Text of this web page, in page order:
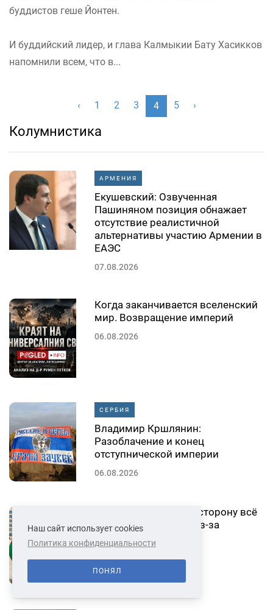
буддистов геше Йонтен.
И буддийский лидер, и глава Калмыкии Бату Хасикков
напомнили всем, что в...
‹ 1 2 3 4 5 ›
Колумнистика
АРМЕНИЯ
Екушевский: Озвученная
Пашиняном позиция обнажает
отсутствие реалистичной
альтернативы участию Армении в
ЕАЭС
07.08.2026
Когда заканчивается вселенский
мир. Возвращение империй
06.08.2026
СЕРБИЯ
Владимир Кршлянин:
Разоблачение и конец
отступнической империи
06.08.2026
Гугл Хром хромает в сторону всё
дальше: теперь ещё из-за
Наш сайт использует cookies
Политика конфиденциальности
ПОНЯЛ